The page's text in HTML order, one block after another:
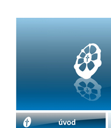
Křesťan a
úvod